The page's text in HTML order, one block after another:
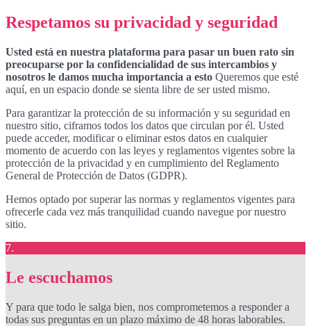
Respetamos su privacidad y seguridad
Usted está en nuestra plataforma para pasar un buen rato sin
preocuparse por la confidencialidad de sus intercambios y
nosotros le damos mucha importancia a esto Queremos que esté
aquí, en un espacio donde se sienta libre de ser usted mismo.
Para garantizar la protección de su información y su seguridad en
nuestro sitio, ciframos todos los datos que circulan por él. Usted
puede acceder, modificar o eliminar estos datos en cualquier
momento de acuerdo con las leyes y reglamentos vigentes sobre la
protección de la privacidad y en cumplimiento del Reglamento
General de Protección de Datos (GDPR).
Hemos optado por superar las normas y reglamentos vigentes para
ofrecerle cada vez más tranquilidad cuando navegue por nuestro
sitio.
7.
Le escuchamos
Y para que todo le salga bien, nos comprometemos a responder a
todas sus preguntas en un plazo máximo de 48 horas laborables.